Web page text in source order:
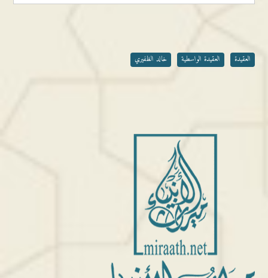
العقيدة العقيدة الواسطية خالد الظفيري